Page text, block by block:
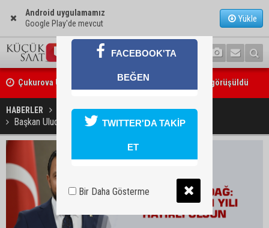
Android uygulamamız
Google Play'de mevcut
Yükle
Çukurova Üniversitesi’nde Ar-Ge ve sanayi iş birliği görüşüldü
Seyhan’da gıda işletmelerine sıkı denetim
HABERLER EĞİTİM
Başkan Uludağ: Yeni öğretim yılı hayırlı olsun
FACEBOOK'TA
BEĞEN
TWITTER'DA TAKİP
ET
Bir Daha Gösterme